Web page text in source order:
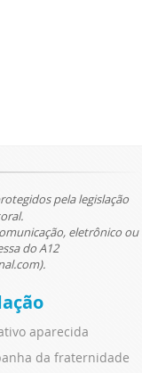
pela legislação
eletrônico ou
do A12
aparecida
da fraternidade